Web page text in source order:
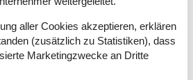
dir den frisch gefangenen Fisch aus
immer eine gute Mischung aus
und du gestaltet es dir so, wie du es dir
aller Cookies akzeptieren, erklären
(zusätzlich zu Statistiken), dass
Marketingzwecke an Dritte